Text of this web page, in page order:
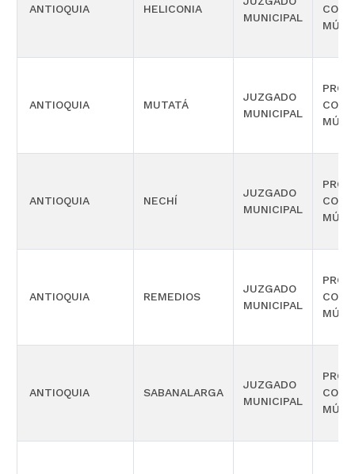
ANTIOQUIA HELICONIA
MUNICIPAL
ANTIOQUIA MUTATÁ
JUZGADO
MUNICIPAL
ANTIOQUIA NECHÍ
JUZGADO
MUNICIPAL
ANTIOQUIA REMEDIOS
JUZGADO
MUNICIPAL
ANTIOQUIA SABANALARGA
JUZGADO
MUNICIPAL